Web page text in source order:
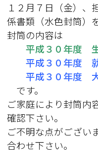
１２月７日（金）、
係書類（水色封筒）
封筒の内容は
平成３０年度
平成３０年度
平成３０年度 大
です。
ご家庭により封筒内
確認下さい。
ご不明な点がござい
合わせ下さい。